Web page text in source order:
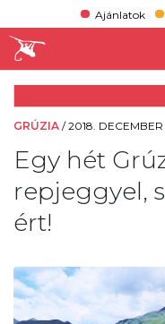
Ajánlatok
GRÚZIA /2018.
Egy hét
repjeggyel,
ért!